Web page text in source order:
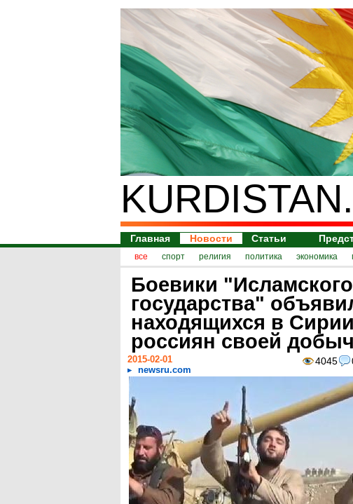
Главная Новости Статьи
все спорт религия политика экономика
Боевики "Исламского
государства"
находящихся в Сирии
россиян своей
4045
2015-02-01
newsru.com